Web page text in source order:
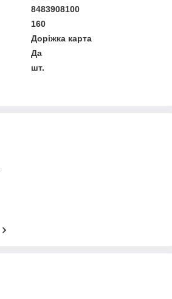
8483908100
160
Доріжка карта
Да
шт.